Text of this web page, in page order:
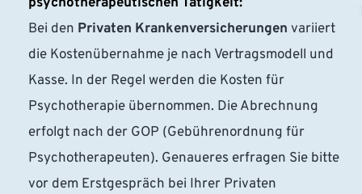
Bei den Privaten Krankenversicherungen variiert
die Kostenübernahme je nach Vertragsmodell und
Kasse. In der Regel werden die Kosten für
Psychotherapie übernommen. Die Abrechnung
erfolgt nach der GOP (Gebührenordnung für
Psychotherapeuten). Genaueres erfragen Sie bitte
vor dem Erstgespräch bei Ihrer Privaten